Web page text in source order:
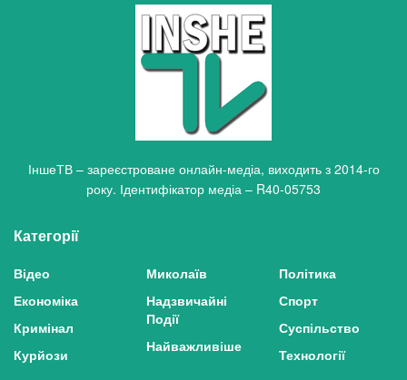
ІншеТВ – зареєстроване онлайн-медіа, виходить з 2014-го
року. Ідентифікатор медіа – R40-05753
Категорії
Відео
Економіка
Кримінал
Курйози
Миколаїв
Надзвичайні
Події
Найважливіше
Політика
Спорт
Суспільство
Технології